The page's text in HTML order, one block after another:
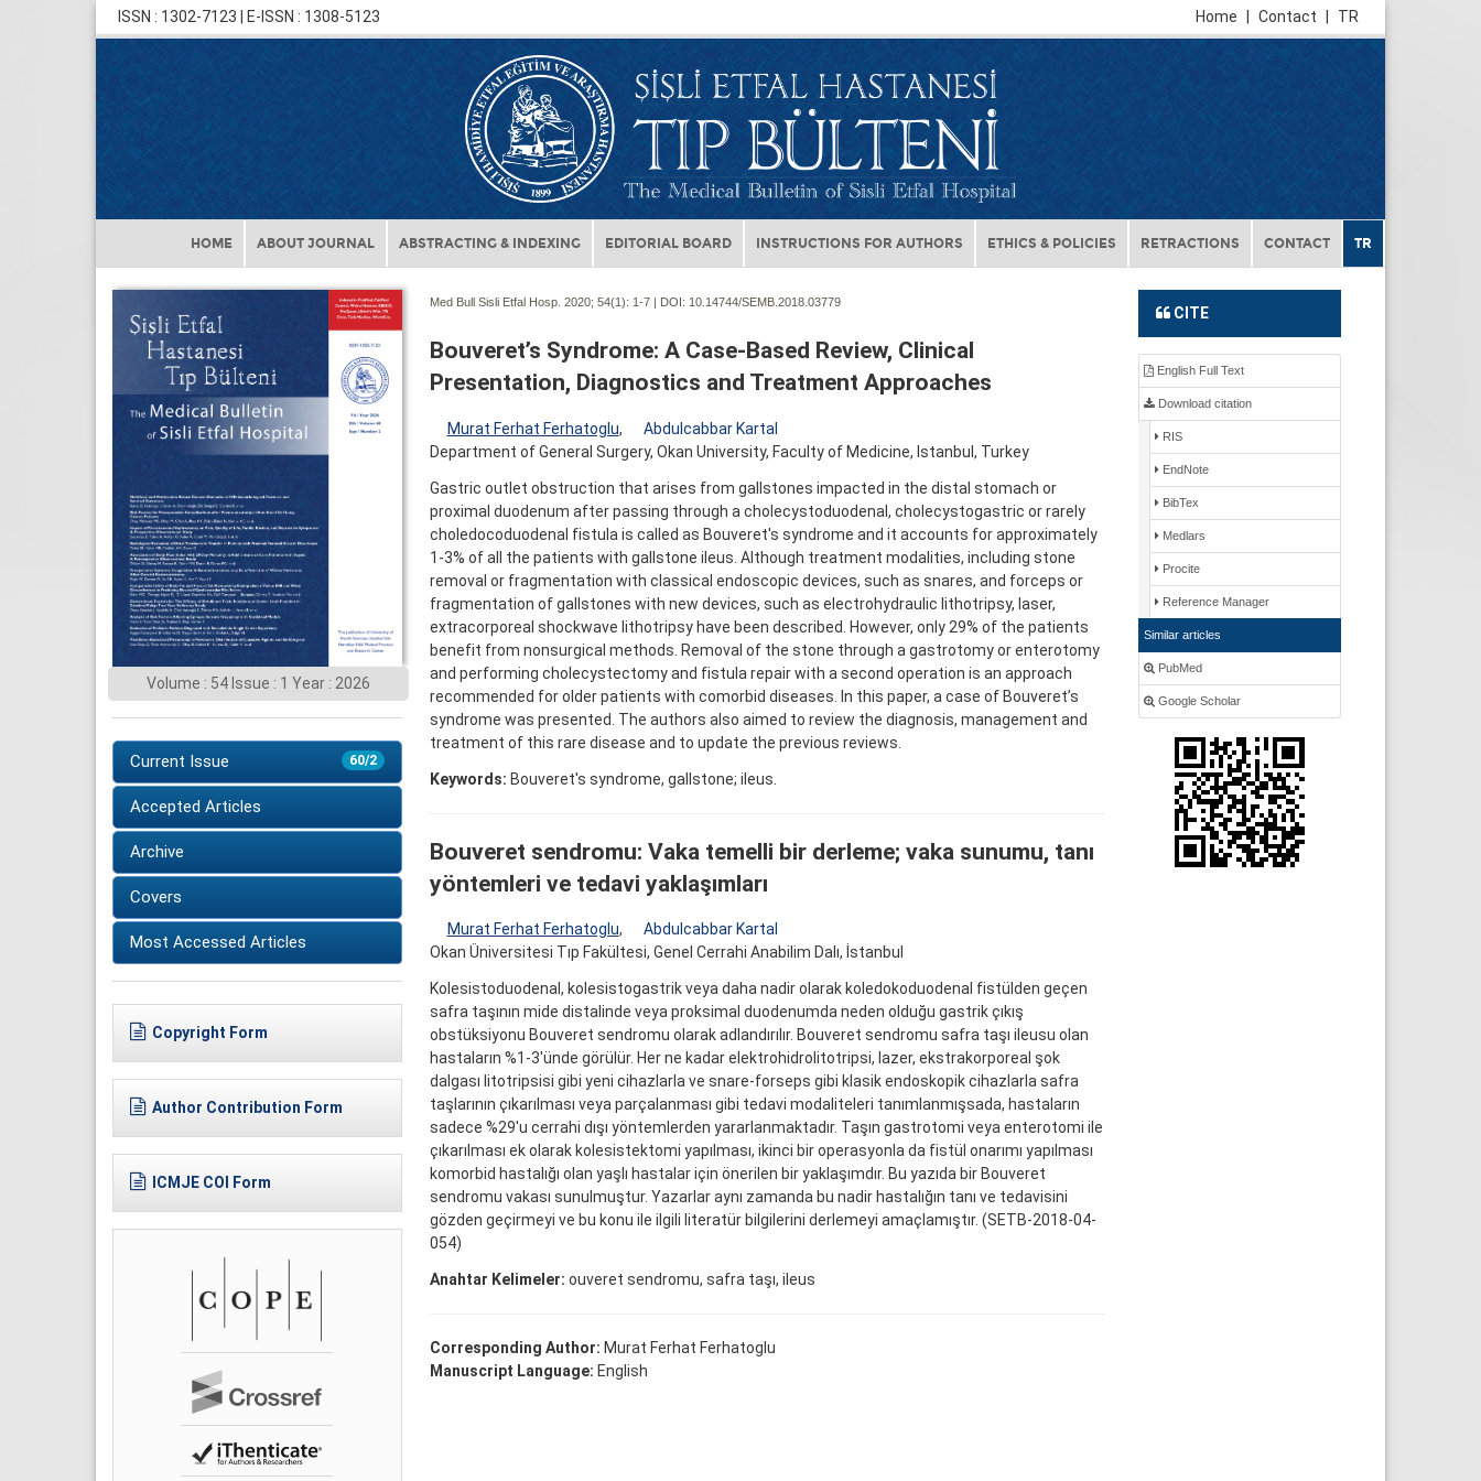
ISSN : 1302-7123 | E-ISSN : 1308-5123 TR
Contact
Home
HOME ABOUT JOURNAL ABSTRACTING & INDEXING EDITORIAL BOARD INSTRUCTIONS FOR AUTHORS ETHICS & POLICIES RETRACTIONS CONTACT TR
Volume : 54 Issue : 1 Year : 2026
60/2
Current Issue
Accepted Articles
Archive
Covers
Most Accessed Articles
Copyright Form
Author Contribution Form
ICMJE COI Form
Med Bull Sisli Etfal Hosp. 2020; 54(1): 1-7 | DOI: 10.14744/SEMB.2018.03779
Bouveret’s Syndrome: A Case-Based Review, Clinical
Presentation, Diagnostics and Treatment Approaches
Murat Ferhat Ferhatoglu,
Abdulcabbar Kartal
Department of General Surgery, Okan University, Faculty of Medicine, Istanbul, Turkey
Gastric outlet obstruction that arises from gallstones impacted in the distal stomach or
proximal duodenum after passing through a cholecystoduodenal, cholecystogastric or rarely
choledocoduodenal fistula is called as Bouveret's syndrome and it accounts for approximately
1-3% of all the patients with gallstone ileus. Although treatment modalities, including stone
removal or fragmentation with classical endoscopic devices, such as snares, and forceps or
fragmentation of gallstones with new devices, such as electrohydraulic lithotripsy, laser,
extracorporeal shockwave lithotripsy have been described. However, only 29% of the patients
benefit from nonsurgical methods. Removal of the stone through a gastrotomy or enterotomy
and performing cholecystectomy and fistula repair with a second operation is an approach
recommended for older patients with comorbid diseases. In this paper, a case of Bouveret’s
syndrome was presented. The authors also aimed to review the diagnosis, management and
treatment of this rare disease and to update the previous reviews.
Keywords: Bouveret's syndrome, gallstone; ileus.
Bouveret sendromu: Vaka temelli bir derleme; vaka sunumu, tanı
yöntemleri ve tedavi yaklaşımları
Murat Ferhat Ferhatoglu,
Abdulcabbar Kartal
Okan Üniversitesi Tıp Fakültesi, Genel Cerrahi Anabilim Dalı, İstanbul
Kolesistoduodenal, kolesistogastrik veya daha nadir olarak koledokoduodenal fistülden geçen
safra taşının mide distalinde veya proksimal duodenumda neden olduğu gastrik çıkış
obstüksiyonu Bouveret sendromu olarak adlandırılır. Bouveret sendromu safra taşı ileusu olan
hastaların %1-3'ünde görülür. Her ne kadar elektrohidrolitotripsi, lazer, ekstrakorporeal şok
dalgası litotripsisi gibi yeni cihazlarla ve snare-forseps gibi klasik endoskopik cihazlarla safra
taşlarının çıkarılması veya parçalanması gibi tedavi modaliteleri tanımlanmışsada, hastaların
sadece %29'u cerrahi dışı yöntemlerden yararlanmaktadır. Taşın gastrotomi veya enterotomi ile
çıkarılması ek olarak kolesistektomi yapılması, ikinci bir operasyonla da fistül onarımı yapılması
komorbid hastalığı olan yaşlı hastalar için önerilen bir yaklaşımdır. Bu yazıda bir Bouveret
sendromu vakası sunulmuştur. Yazarlar aynı zamanda bu nadir hastalığın tanı ve tedavisini
gözden geçirmeyi ve bu konu ile ilgili literatür bilgilerini derlemeyi amaçlamıştır. (SETB-2018-04-
054)
Anahtar Kelimeler: ouveret sendromu, safra taşı, ileus
Corresponding Author: Murat Ferhat Ferhatoglu
Manuscript Language: English
CITE
English Full Text
Download citation
RIS
EndNote
BibTex
Medlars
Procite
Reference Manager
Similar articles
PubMed
Google Scholar